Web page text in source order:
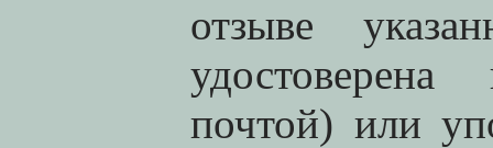
отзыве
почтой) или